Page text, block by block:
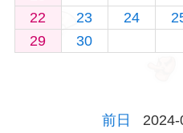
22
23 24
29
30
前日